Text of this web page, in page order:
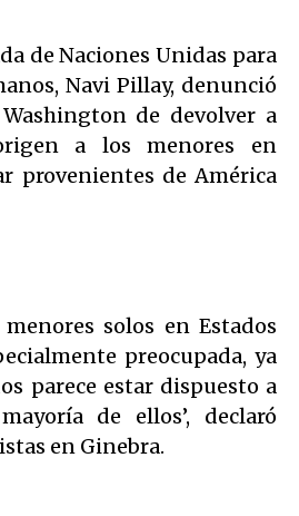
de Naciones Unidas para
Navi Pillay, denunció
de devolver a
a los menores en
provenientes de América
menores solos en Estados
preocupada, ya
parece estar dispuesto a
de ellos’, declaró
en Ginebra.